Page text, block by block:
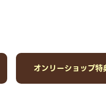
オンリーショップ特